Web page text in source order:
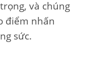
và chúng
điểm nhấn
sức.